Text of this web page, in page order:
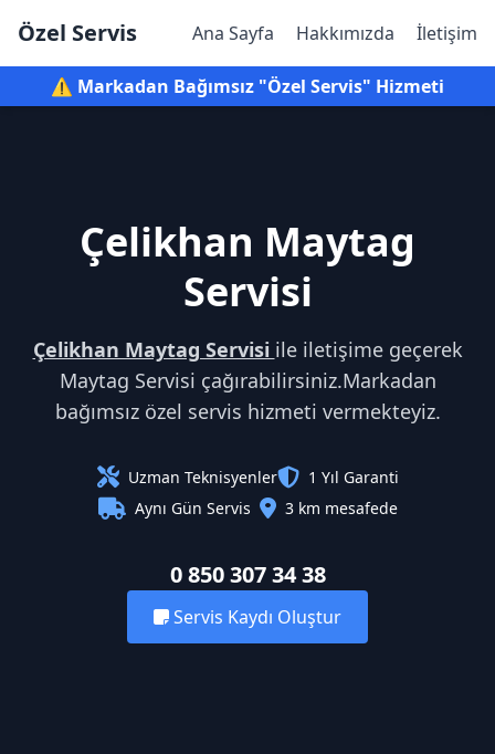
Özel Servis Ana Sayfa Hakkımızda İletişim
⚠️ Markadan Bağımsız "Özel Servis" Hizmeti
Çelikhan Maytag
Servisi
Çelikhan Maytag Servisi ile iletişime geçerek
Maytag Servisi çağırabilirsiniz.Markadan
bağımsız özel servis hizmeti vermekteyiz.
Uzman Teknisyenler
1 Yıl Garanti
Aynı Gün Servis
3 km mesafede
0 850 307 34 38
Servis Kaydı Oluştur